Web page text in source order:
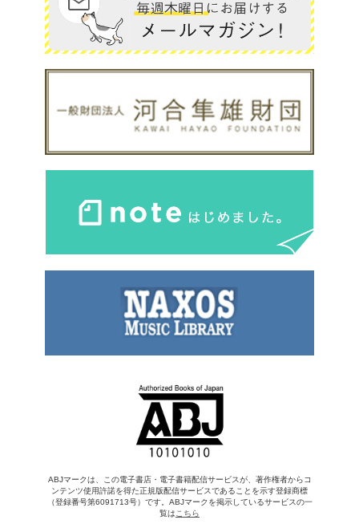
ABJマークは、この電子書店・電子書籍配信サービスが、著作権者からコ
ンテンツ使用許諾を得た正規版配信サービスであることを示す登録商標
（登録番号第6091713号）です。ABJマークを掲示しているサービスの一
覧は こちら